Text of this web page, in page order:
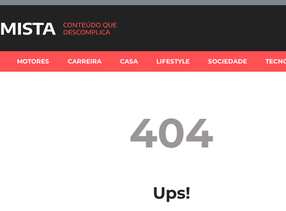
MOTORES CARREIRA CASA LIFESTYLE SOCIEDADE
404
Ups!